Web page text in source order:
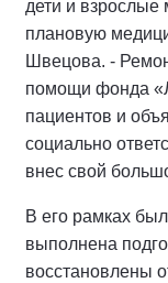
дети и взрослые
плановую
Швецова. -
помощи фонда
пациентов и
социально
внес свой
В его рамках
выполнена
восстановлены